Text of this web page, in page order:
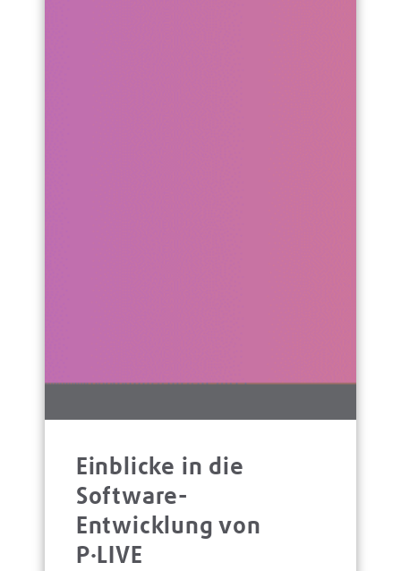
Einblicke in die
Software-
Entwicklung von
P·LIVE